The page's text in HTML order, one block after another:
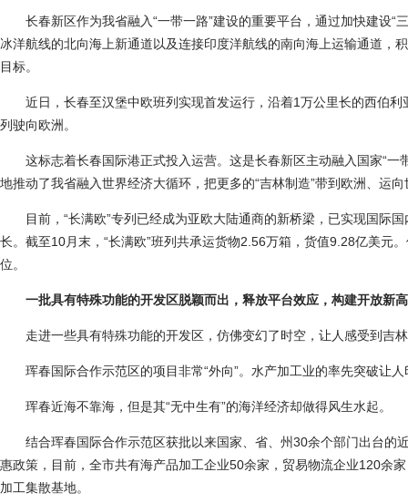
长春新区作为我省融入“一带一路”建设的重要平台，通过加快建设“
冰洋航线的北向海上新通道以及连接印度洋航线的南向海上运输通道，
目标。
近日，长春至汉堡中欧班列实现首发运行，沿着1万公里长的西伯利
列驶向欧洲。
这标志着长春国际港正式投入运营。这是长春新区主动融入国家“一
地推动了我省融入世界经济大循环，把更多的“吉林制造”带到欧洲、运向
目前，“长满欧”专列已经成为亚欧大陆通商的新桥梁，已实现国际国
长。截至10月末，“长满欧”班列共承运货物2.56万箱，货值9.28亿美元
位。
一批具有特殊功能的开发区脱颖而出，释放平台效应，构建开放新
走进一些具有特殊功能的开发区，仿佛变幻了时空，让人感受到吉
珲春国际合作示范区的项目非常“外向”。水产加工业的率先突破让人
珲春近海不靠海，但是其“无中生有”的海洋经济却做得风生水起。
结合珲春国际合作示范区获批以来国家、省、州30余个部门出台的
惠政策，目前，全市共有海产品加工企业50余家，贸易物流企业120余
加工集散基地。